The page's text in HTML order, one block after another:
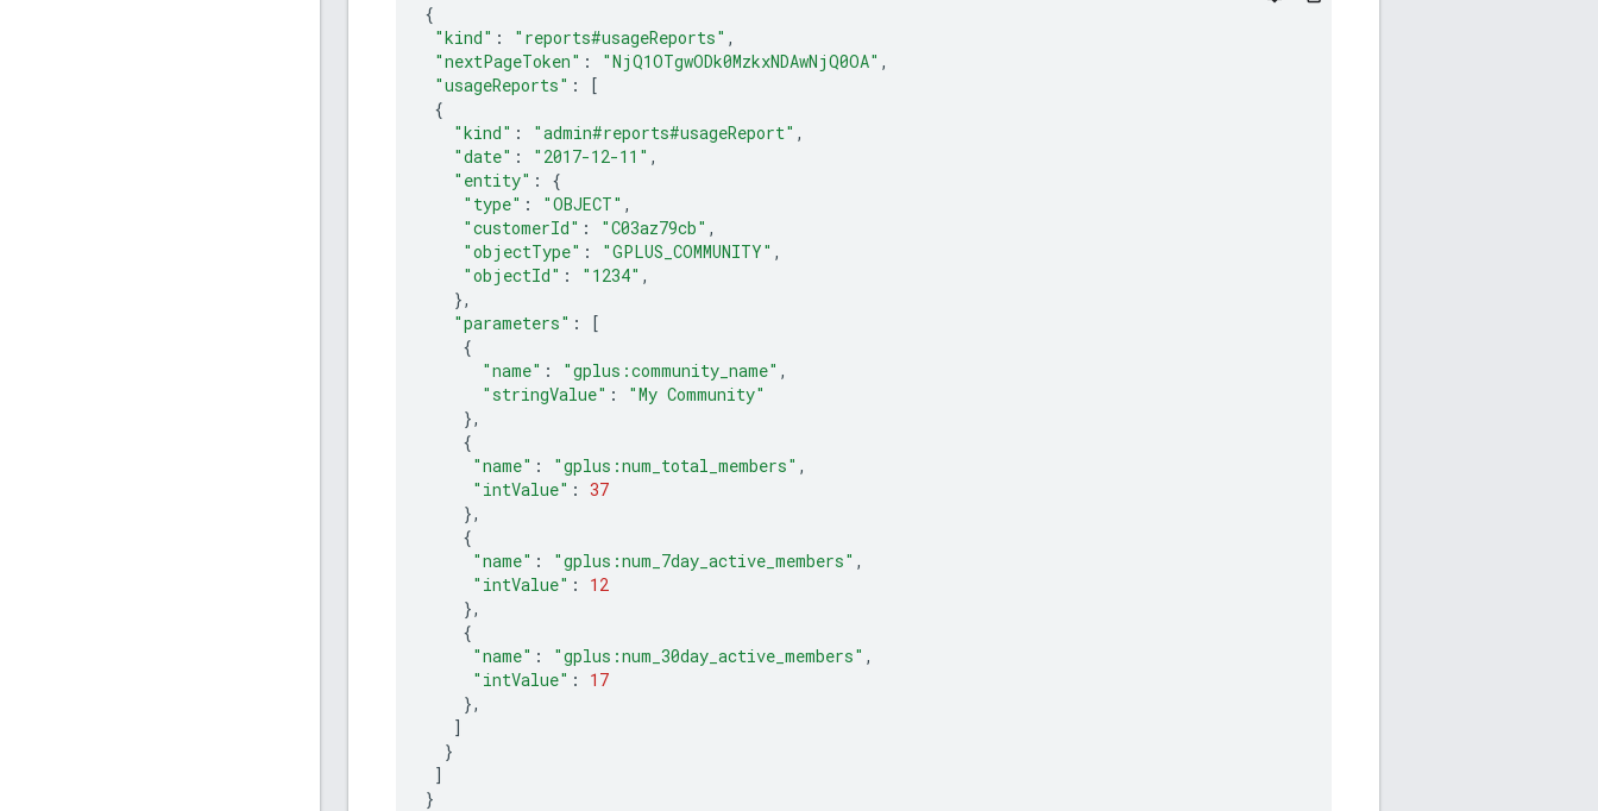
{
"kind" : "reports#usageReports" ,
"nextPageToken" : "NjQ1OTgwODk0MzkxNDAwNjQ0OA" ,
"usageReports" :
[
{
"kind" : "admin#reports#usageReport" ,
"date" : "2017-12-11" ,
"entity" :
{
"type" : "OBJECT" ,
"customerId" : "C03az79cb" ,
"objectType" : "GPLUS_COMMUNITY" ,
"objectId" : "1234" ,
},
"parameters" :
[
{
"name" : "gplus:community_name" ,
"stringValue" :
"My Community"
},
{
"name" : "gplus:num_total_members" ,
"intValue" : 37
},
{
"name" : "gplus:num_7day_active_members" ,
"intValue" :
12
},
{
"name" : "gplus:num_30day_active_members" ,
"intValue" :
17
},
]
}
]
}